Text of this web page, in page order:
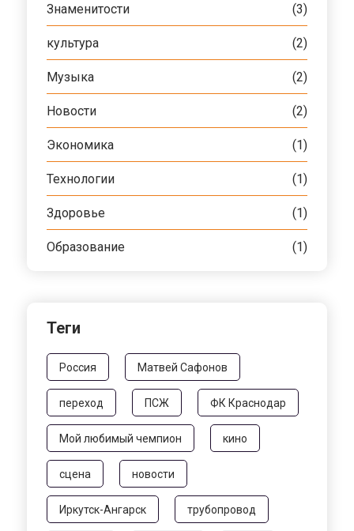
Знаменитости (3)
культура (2)
Музыка (2)
Новости (2)
Экономика (1)
Технологии (1)
Здоровье (1)
Образование (1)
Теги
Россия Матвей Сафонов
переход ПСЖ ФК Краснодар
Мой любимый чемпион кино
сцена новости
Иркутск-Ангарск трубопровод